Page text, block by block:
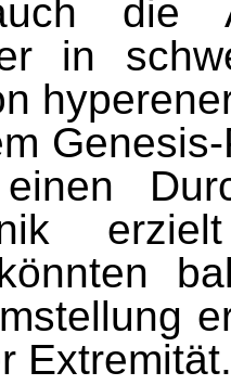
die
in
Extremität.